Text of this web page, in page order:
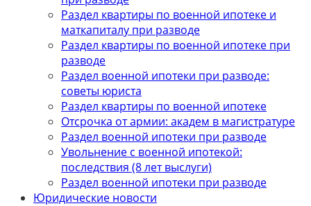
Раздел квартиры по военной ипотеке и
маткапиталу при разводе
Раздел квартиры по военной ипотеке при
разводе
Раздел военной ипотеки при разводе:
советы юриста
Раздел квартиры по военной ипотеке
Отсрочка от армии: академ в магистратуре
Раздел военной ипотеки при разводе
Увольнение с военной ипотекой:
последствия (8 лет выслуги)
Раздел военной ипотеки при разводе
Юридические новости